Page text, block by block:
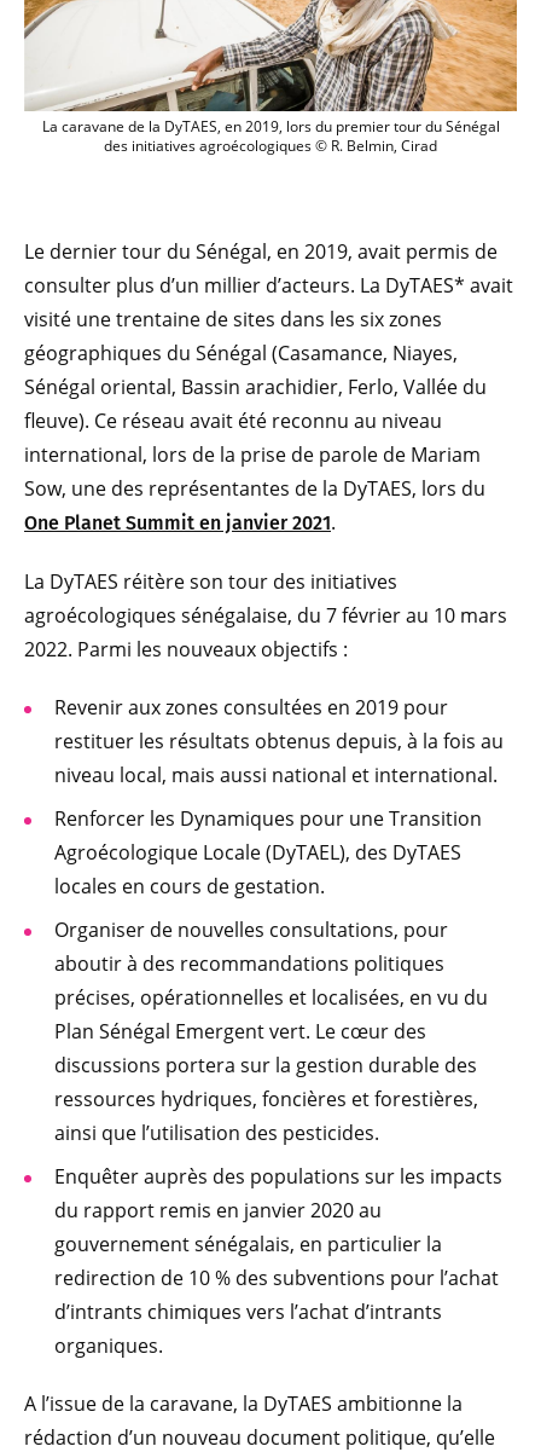
La caravane de la DyTAES, en 2019,
La caravane de la DyTAES, en 2019, lors du premier tour du Sénégal
des initiatives agroécologiques © R. Belmin, Cirad
Le dernier tour du Sénégal, en 2019, avait permis de
consulter plus d’un millier d’acteurs. La DyTAES* avait
visité une trentaine de sites dans les six zones
géographiques du Sénégal (Casamance, Niayes,
Sénégal oriental, Bassin arachidier, Ferlo, Vallée du
fleuve). Ce réseau avait été reconnu au niveau
international, lors de la prise de parole de Mariam
Sow, une des représentantes de la DyTAES, lors du
One Planet Summit en janvier 2021.
La DyTAES réitère son tour des initiatives
agroécologiques sénégalaise, du 7 février au 10 mars
2022. Parmi les nouveaux objectifs :
Revenir aux zones consultées en 2019 pour
restituer les résultats obtenus depuis, à la fois au
niveau local, mais aussi national et international.
Renforcer les Dynamiques pour une Transition
Agroécologique Locale (DyTAEL), des DyTAES
locales en cours de gestation.
Organiser de nouvelles consultations, pour
aboutir à des recommandations politiques
précises, opérationnelles et localisées, en vu du
Plan Sénégal Emergent vert. Le cœur des
discussions portera sur la gestion durable des
ressources hydriques, foncières et forestières,
ainsi que l’utilisation des pesticides.
Enquêter auprès des populations sur les impacts
du rapport remis en janvier 2020 au
gouvernement sénégalais, en particulier la
redirection de 10 % des subventions pour l’achat
d’intrants chimiques vers l’achat d’intrants
organiques.
A l’issue de la caravane, la DyTAES ambitionne la
rédaction d’un nouveau document politique, qu’elle